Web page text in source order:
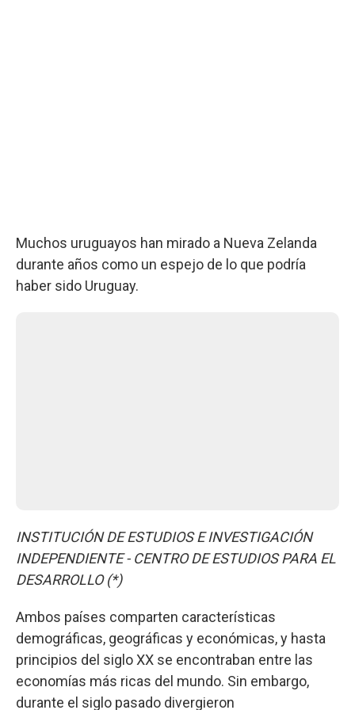
Muchos uruguayos han mirado a Nueva Zelanda
durante años como un espejo de lo que podría
haber sido Uruguay.
INSTITUCIÓN DE ESTUDIOS E INVESTIGACIÓN
INDEPENDIENTE - CENTRO DE ESTUDIOS PARA EL
DESARROLLO (*)
Ambos países comparten características
demográficas, geográficas y económicas, y hasta
principios del siglo XX se encontraban entre las
economías más ricas del mundo. Sin embargo,
durante el siglo pasado divergieron